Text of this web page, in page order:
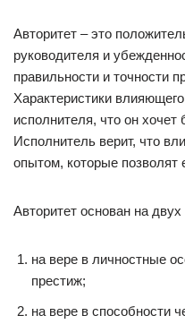
Авторитет – это
руководителя и
правильности и точности
Характеристики
исполнителя, что он
Исполнитель верит, что
опытом, которые позволят
Авторитет основан на двух
на вере в личностные
престиж;
на вере в способности